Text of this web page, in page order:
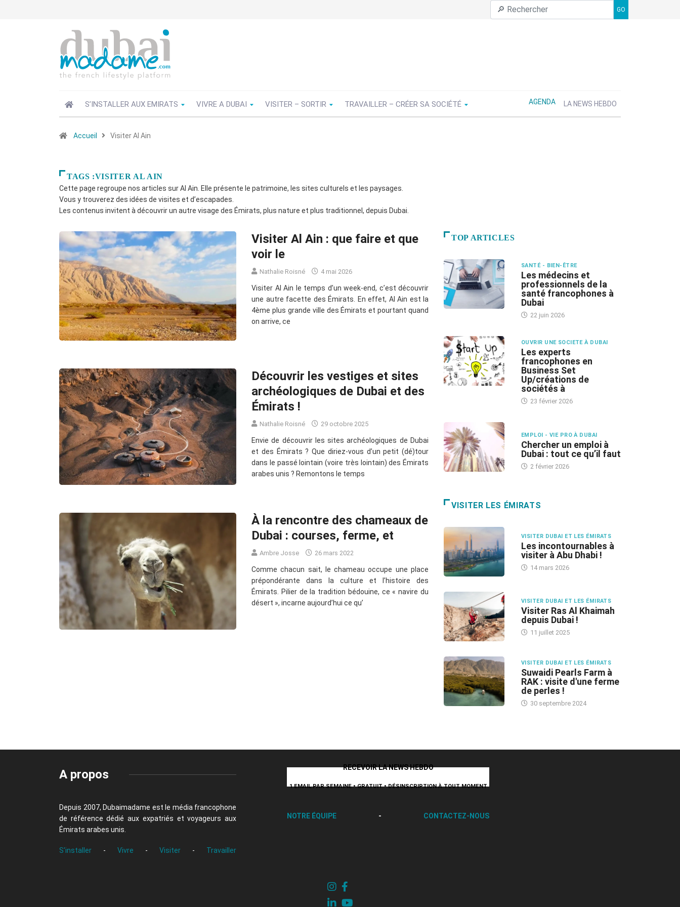
GO
S’INSTALLER AUX EMIRATS VIVRE A DUBAI VISITER – SORTIR TRAVAILLER – CRÉER SA SOCIÉTÉ AGENDA LA NEWS HEBDO
Accueil Visiter Al Ain
TAGS :VISITER AL AIN
Cette page regroupe nos articles sur Al Ain. Elle présente le patrimoine, les sites culturels et les paysages.
Vous y trouverez des idées de visites et d’escapades.
Les contenus invitent à découvrir un autre visage des Émirats, plus nature et plus traditionnel, depuis Dubai.
Visiter Al Ain : que faire et que
voir le
Nathalie Roisné 4 mai 2026
Visiter Al Ain le temps d’un week-end, c’est découvrir
une autre facette des Émirats. En effet, Al Ain est la
4ème plus grande ville des Émirats et pourtant quand
on arrive, ce
Découvrir les vestiges et sites
archéologiques de Dubai et des
Émirats !
Nathalie Roisné 29 octobre 2025
Envie de découvrir les sites archéologiques de Dubai
et des Émirats ? Que diriez-vous d’un petit (dé)tour
dans le passé lointain (voire très lointain) des Émirats
arabes unis ? Remontons le temps
À la rencontre des chameaux de
Dubai : courses, ferme, et
Ambre Josse 26 mars 2022
Comme chacun sait, le chameau occupe une place
prépondérante dans la culture et l’histoire des
Émirats. Pilier de la tradition bédouine, ce « navire du
désert », incarne aujourd’hui ce qu’
TOP ARTICLES
SANTÉ - BIEN-ÊTRE
Les médecins et
professionnels de la
santé francophones à
Dubai
22 juin 2026
OUVRIR UNE SOCIETE À DUBAI
Les experts
francophones en
Business Set
Up/créations de
sociétés à
23 février 2026
EMPLOI - VIE PRO À DUBAI
Chercher un emploi à
Dubai : tout ce qu’il faut
2 février 2026
VISITER LES ÉMIRATS
VISITER DUBAI ET LES ÉMIRATS
Les incontournables à
visiter à Abu Dhabi !
14 mars 2026
VISITER DUBAI ET LES ÉMIRATS
Visiter Ras Al Khaimah
depuis Dubai !
11 juillet 2025
VISITER DUBAI ET LES ÉMIRATS
Suwaidi Pearls Farm à
RAK : visite d'une ferme
de perles !
30 septembre 2024
A propos
Depuis 2007, Dubaimadame est le média francophone
de référence dédié aux expatriés et voyageurs aux
Émirats arabes unis.
S'installer - Vivre - Visiter - Travailler
RECEVOIR LA NEWS HEBDO
1 EMAIL PAR SEMAINE • GRATUIT • DÉSINSCRIPTION À TOUT MOMENT
NOTRE ÉQUIPE - CONTACTEZ-NOUS